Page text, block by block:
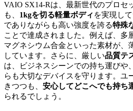
VAIO SX14-Rは、最新世代のプロセ
も、 1kgを切る軽量ボディ を実現し
でありながらも高い強度を誇る特殊
ことで達成されました。例えば、多
マグネシウム合金といった素材が、
しています。さらに、厳しい品質テ
は、ビジネスシーンでの持ち運びや
らも大切なデバイスを守ります。ユ
きつつも、 安心してどこへでも持ち
られるでしょう。